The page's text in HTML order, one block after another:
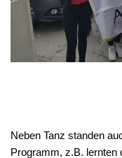
Neben Tanz standen
Programm, z.B. lernten